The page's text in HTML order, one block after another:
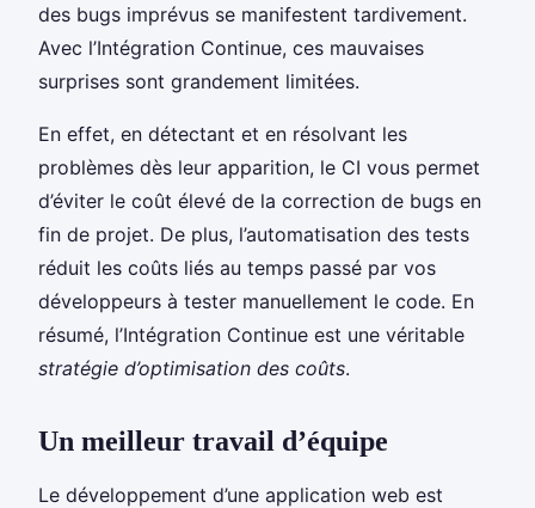
des bugs imprévus se manifestent tardivement.
Avec l’Intégration Continue, ces mauvaises
surprises sont grandement limitées.
En effet, en détectant et en résolvant les
problèmes dès leur apparition, le CI vous permet
d’éviter le coût élevé de la correction de bugs en
fin de projet. De plus, l’automatisation des tests
réduit les coûts liés au temps passé par vos
développeurs à tester manuellement le code. En
résumé, l’Intégration Continue est une véritable
stratégie d’optimisation des coûts.
Un meilleur travail d’équipe
Le développement d’une application web est